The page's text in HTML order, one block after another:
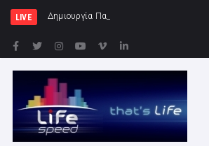
LIVE Δημιουργία Παρατηρητηρίου Έργων στην